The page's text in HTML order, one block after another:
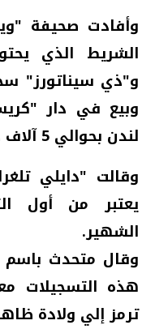
وأفادت صحيفة
الشريط الذي
و"ذي سيناتورز"
وبيع في دار
لندن بحوالي 5 آلاف دولار.
وقالت "دايلي
يعتبر من أول
الشهير.
وقال متحدث
هذه التسجيلات
ترمز إلي ولادة